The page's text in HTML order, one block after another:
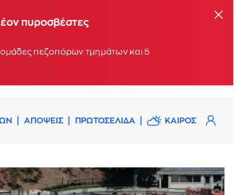
πυροσβέστες
ομάδες πεζοπόρων τμημάτων και 5
ΑΠΟΨΕΙΣ ΠΡΩΤΟΣΕΛΙΔΑ ΚΑΙΡΟΣ